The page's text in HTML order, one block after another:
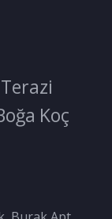
Terazi
Koç